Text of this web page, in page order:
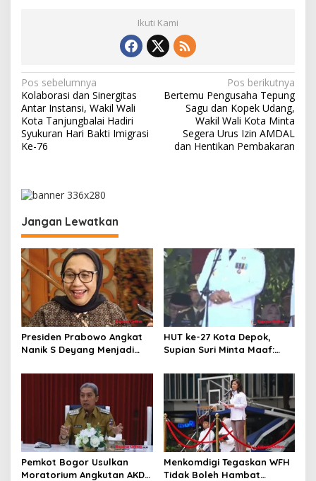
Ikuti Kami
N
a
v
i
a
s
i
p
o
s
Pos sebelumnya
Kolaborasi dan Sinergitas
Antar Instansi, Wakil Wali
Kota Tanjungbalai Hadiri
Syukuran Hari Bakti Imigrasi
Ke-76
Pos berikutnya
Bertemu Pengusaha Tepung
Sagu dan Kopek Udang,
Wakil Wali Kota Minta
Segera Urus Izin AMDAL
dan Hentikan Pembakaran
Jangan Lewatkan
Presiden Prabowo Angkat
Nanik S Deyang Menjadi
Dadan Hindayana
HUT ke-27 Kota Depok,
Supian Suri Minta Maaf:
Banyak Kekurangan
Pemkot Bogor Usulkan
Moratorium Angkutan AKDP
Menkomdigi Tegaskan WFH
Tidak Boleh Hambat